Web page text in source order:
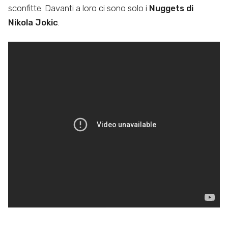
sconfitte. Davanti a loro ci sono solo i Nuggets di
Nikola Jokic.